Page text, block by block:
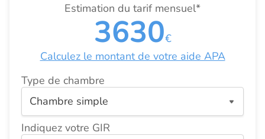
Estimation du tarif mensuel*
3630€
Calculez le montant de votre aide APA
Type de chambre
Indiquez votre GIR